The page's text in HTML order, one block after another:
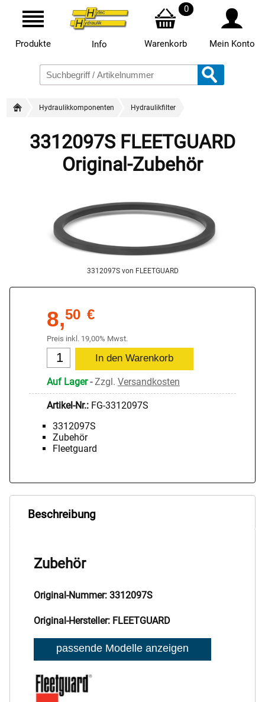
Produkte Info
0
Warenkorb Mein Konto
Hydraulikkomponenten Hydraulikfilter
3312097S FLEETGUARD
Original-Zubehör
3312097S von FLEETGUARD
8,50 €
Preis inkl. 19,00% Mwst.
Auf Lager-Zzgl. Versandkosten
Artikel-Nr.: FG-3312097S
3312097S
Zubehör
Fleetguard
Beschreibung
Zubehör
Original-Nummer: 3312097S
Original-Hersteller: FLEETGUARD